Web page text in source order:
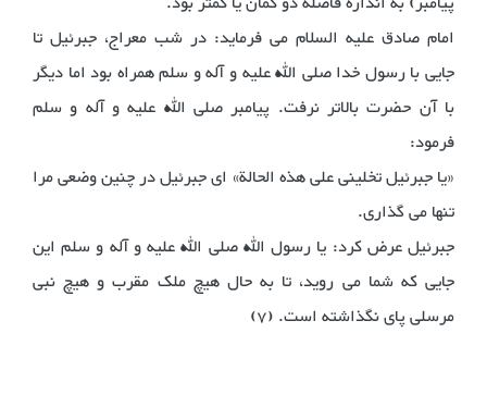
امام صادق علیه السلام می فرماید: در شب معراج، جبرئیل تا
جایی با رسول خدا صلی الله علیه و آله و سلم همراه بود اما دیگر
با آن حضرت بالاتر نرفت. پیامبر صلی الله علیه و آله و سلم
فرمود:
«یا جبرئیل تخلینی علی هذه الحالة» ای جبرئیل در چنین وضعی مرا
تنها می گذاری.
جبرئیل عرض کرد: یا رسول الله صلی الله علیه و آله و سلم این
جایی که شما می روید، تا به حال هیچ ملک مقرب و هیچ نبی
مرسلی پای نگذاشته است. (7)